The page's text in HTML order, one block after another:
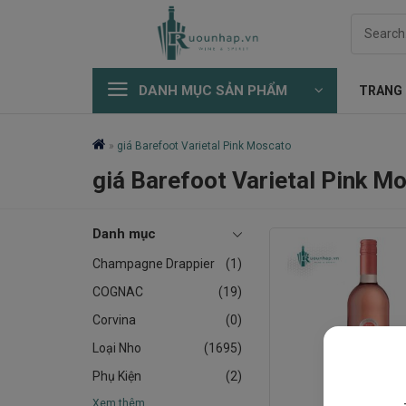
DANH MỤC SẢN PHẨM TRANG
» giá Barefoot Varietal Pink Moscato
giá Barefoot Varietal Pink
Danh mục
Champagne Drappier
(1)
COGNAC
(19)
Corvina
(0)
Loại Nho
(1695)
Phụ Kiện
(2)
Xem thêm